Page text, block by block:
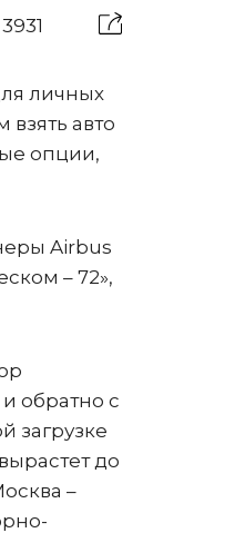
3931
личных
взять авто
опции,
Airbus
– 72»,
обратно с
загрузке
до
–